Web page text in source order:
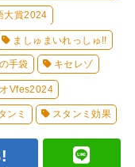
大賞2024
ましゅまいれっしゅ!!
手袋 キセレゾ
Vfes2024
ンミ スタンミ効果